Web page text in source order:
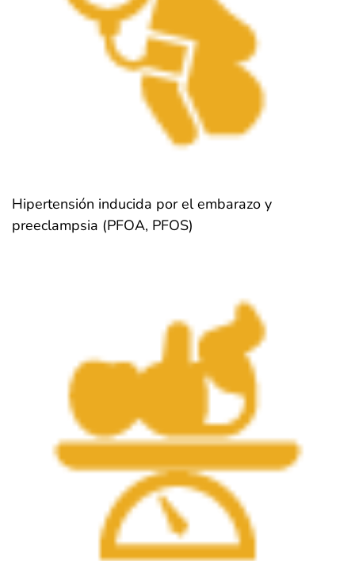
Hipertensión inducida por el embarazo y
preeclampsia (PFOA, PFOS)